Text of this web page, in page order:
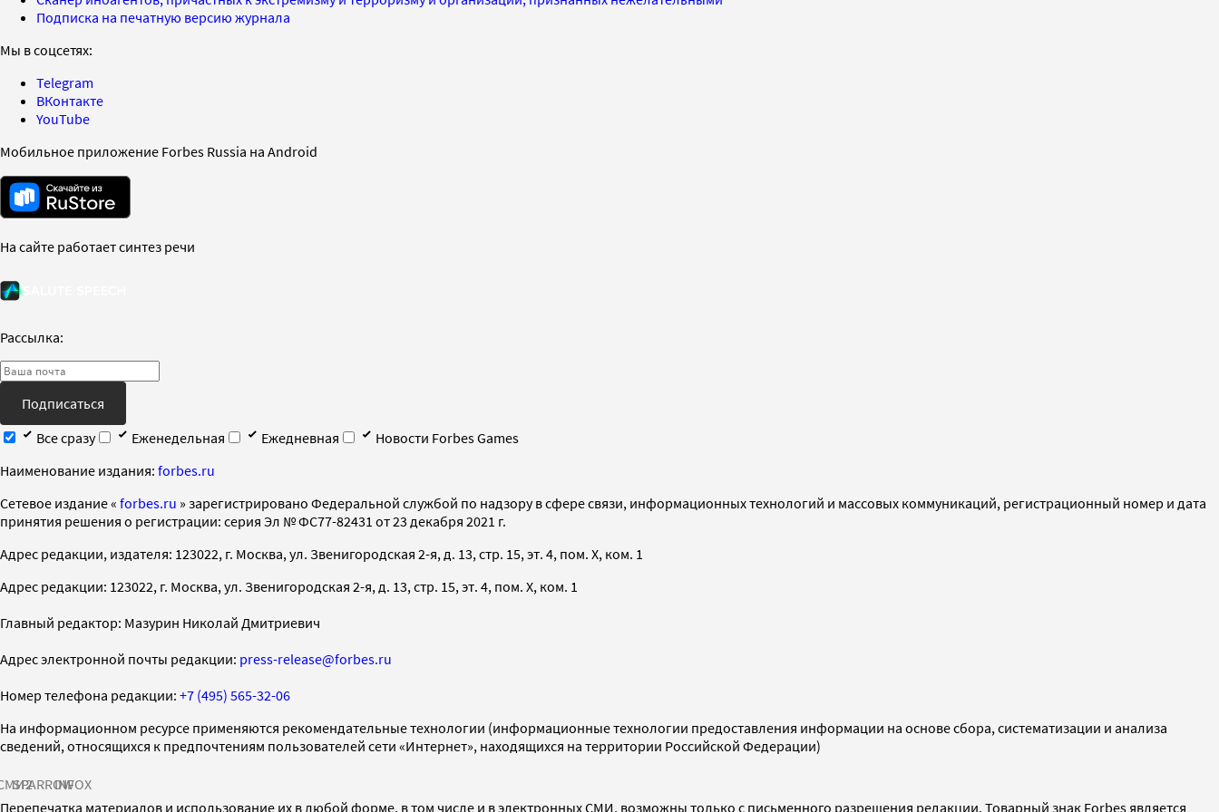
Подписка на печатную версию журнала
Мы в соцсетях:
Telegram
ВКонтакте
YouTube
Мобильное приложение Forbes Russia на Android
На сайте работает синтез речи
Рассылка:
Подписаться
Все сразу
Еженедельная Ежедневная
Новости Forbes Games
Наименование издания: forbes.ru
Cетевое издание « forbes.ru » зарегистрировано Федеральной службой по надзору в сфере связи, информационных технологий и массовых коммуникаций, регистрационный номер и дата
принятия решения о регистрации: серия Эл № ФС77-82431 от 23 декабря 2021 г.
Адрес редакции, издателя: 123022, г. Москва, ул. Звенигородская 2-я, д. 13, стр. 15, эт. 4, пом. X, ком. 1
Адрес редакции: 123022, г. Москва, ул. Звенигородская 2-я, д. 13, стр. 15, эт. 4, пом. X, ком. 1
Главный редактор: Мазурин Николай Дмитриевич
Адрес электронной почты редакции: press-release@forbes.ru
Номер телефона редакции: +7 (495) 565-32-06
На информационном ресурсе применяются рекомендательные технологии (информационные технологии предоставления информации на основе сбора, систематизации и анализа
сведений, относящихся к предпочтениям пользователей сети «Интернет», находящихся на территории Российской Федерации)
SPARROWINFOX
Перепечатка материалов и использование их в любой форме, в том числе и в электронных СМИ, возможны только с письменного разрешения редакции. Товарный знак Forbes является